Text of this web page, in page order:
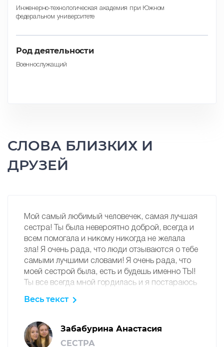
Инженерно-технологическая академия при Южном
федеральном университете
Род деятельности
Военнослужащий
СЛОВА БЛИЗКИХ И
ДРУЗЕЙ
Мой самый любимый человечек, самая лучшая
сестра! Ты была невероятно доброй, всегда и
всем помогала и никому никогда не желала
зла! Я очень рада, что люди отзываются о тебе
самыми лучшими словами! Я очень рада, что
моей сестрой была, есть и будешь именно ТЫ!
Ты все всегда мной гордилась и я постараюсь
гордиться сверху! Люблю тебя навсегда, моя
Весь текст
Забабурина Анастасия
СЕСТРА